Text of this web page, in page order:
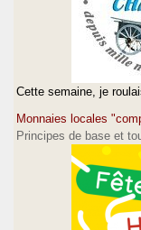
Cette semaine, je
Monnaies locales
Principes de base et